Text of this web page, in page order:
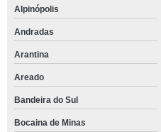
Alpinópolis
Andradas
Arantina
Areado
Bandeira do Sul
Bocaina de Minas